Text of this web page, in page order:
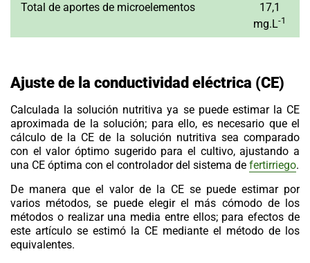
Total de aportes de microelementos
17,1
mg.L-1
Ajuste de la conductividad eléctrica (CE)
Calculada la solución nutritiva ya se puede estimar la CE
aproximada de la solución; para ello, es necesario que el
cálculo de la CE de la solución nutritiva sea comparado
con el valor óptimo sugerido para el cultivo, ajustando a
una CE óptima con el controlador del sistema de fertirriego.
De manera que el valor de la CE se puede estimar por
varios métodos, se puede elegir el más cómodo de los
métodos o realizar una media entre ellos; para efectos de
este artículo se estimó la CE mediante el método de los
equivalentes.